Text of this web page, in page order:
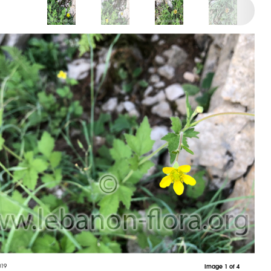
Image 1 of 4